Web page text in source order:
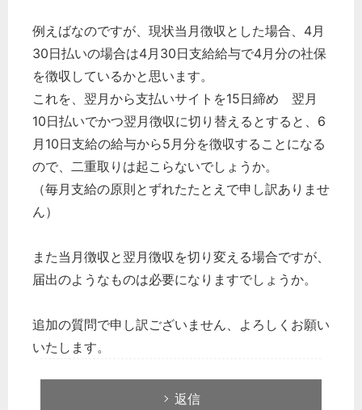
例えばなのですが、現状当月徴収とした場合、4月
30日払いの場合は4月30日支給給与で4月分の社保
を徴収しているかと思います。
これを、翌月から支払いサイトを15日締め 翌月
10日払いでかつ翌月徴収に切り替えるとすると、6
月10日支給の給与から5月分を徴収することになる
ので、二重取りは起こらないでしょうか。
（毎月支給の原則とずれたたとえで申し訳ありませ
ん）
また当月徴収と翌月徴収を切り変える場合ですが、
届出のようなものは必要になりますでしょうか。
追加の質問で申し訳ございません、よろしくお願い
いたします。
返信